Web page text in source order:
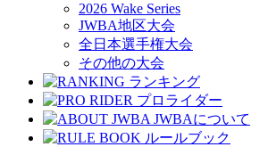
2026 Wake Series
JWBA地区大会
全日本選手権大会
その他の大会